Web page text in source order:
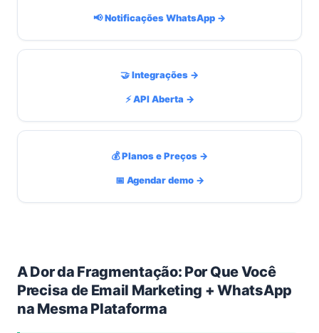
A Dor da Fragmentação: Por Que Você
Precisa de Email Marketing + WhatsApp
na Mesma Plataforma
📢 Notificações WhatsApp →
🤝 Integrações →
⚡ API Aberta →
💰 Planos e Preços →
📅 Agendar demo →